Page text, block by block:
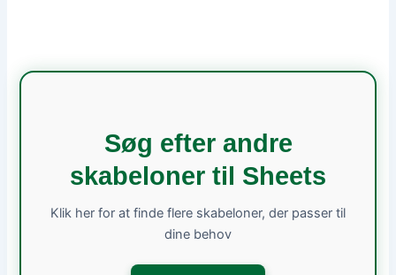
Søg efter andre
skabeloner til Sheets
Klik her for at finde flere skabeloner, der passer til
dine behov